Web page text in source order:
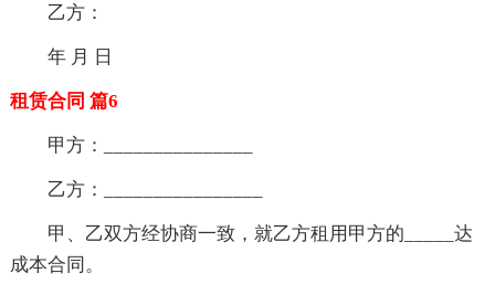
乙方：
年 月 日
租赁合同 篇6
甲方：_______________
乙方：________________
甲、乙双方经协商一致，就乙方租用甲方的_____达
成本合同。